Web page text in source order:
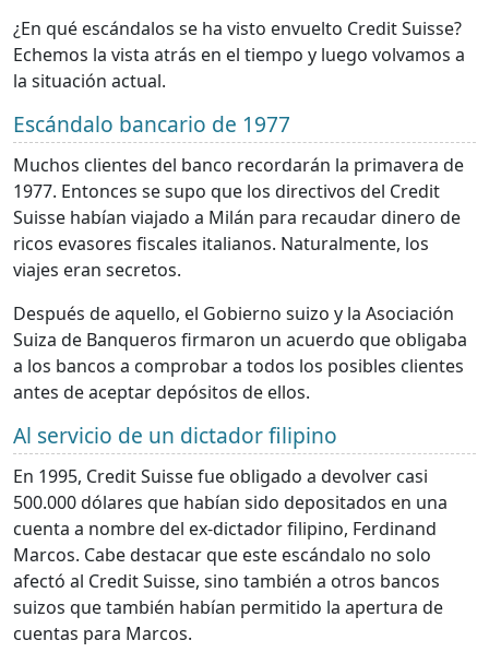
¿En qué escándalos se ha visto envuelto Credit Suisse?
Echemos la vista atrás en el tiempo y luego volvamos a
la situación actual.
Escándalo bancario de 1977
Muchos clientes del banco recordarán la primavera de
1977. Entonces se supo que los directivos del Credit
Suisse habían viajado a Milán para recaudar dinero de
ricos evasores fiscales italianos. Naturalmente, los
viajes eran secretos.
Después de aquello, el Gobierno suizo y la Asociación
Suiza de Banqueros firmaron un acuerdo que obligaba
a los bancos a comprobar a todos los posibles clientes
antes de aceptar depósitos de ellos.
Al servicio de un dictador filipino
En 1995, Credit Suisse fue obligado a devolver casi
500.000 dólares que habían sido depositados en una
cuenta a nombre del ex-dictador filipino, Ferdinand
Marcos. Cabe destacar que este escándalo no solo
afectó al Credit Suisse, sino también a otros bancos
suizos que también habían permitido la apertura de
cuentas para Marcos.